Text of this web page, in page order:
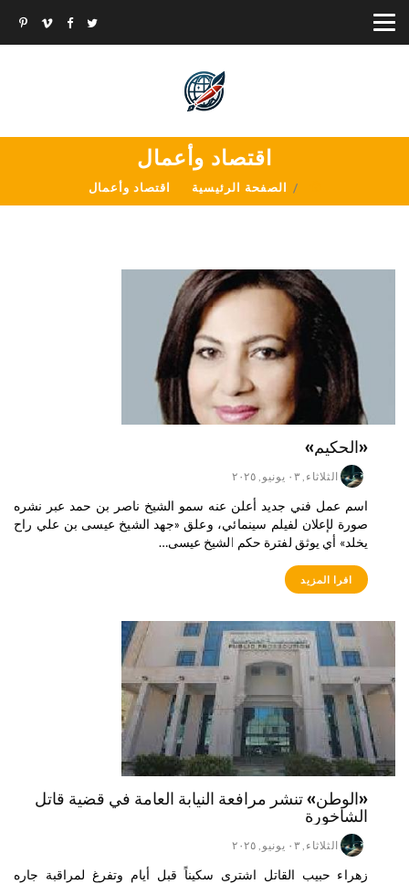
اقتصاد وأعمال
الصفحة الرئيسية اقتصاد وأعمال
«الحكيم»
الثلاثاء, ٠٣ يونيو, ٢٠٢٥
اسم عمل فني جديد أعلن عنه سمو الشيخ ناصر بن حمد عبر نشره
صورة لإعلان لفيلم سينمائي، وعلق «جهد الشيخ عيسى بن علي راح
يخلد» أي يوثق لفترة حكم الشيخ عيسى…
افرا المزيد
«الوطن» تنشر مرافعة النيابة العامة في قضية قاتل
الشاخورة
الثلاثاء, ٠٣ يونيو, ٢٠٢٥
زهراء حبيب القاتل اشترى سكيناً قبل أيام وتفرغ لمراقبة جاره